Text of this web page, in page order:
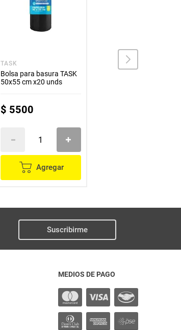
TASK
Bolsa para basura TASK
50x55 cm x20 unds
$ 5500
Agregar
Suscribirme
MEDIOS DE PAGO